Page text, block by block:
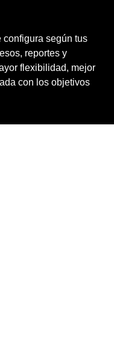
configura según tus
reportes y
flexibilidad, mejor
con los objetivos